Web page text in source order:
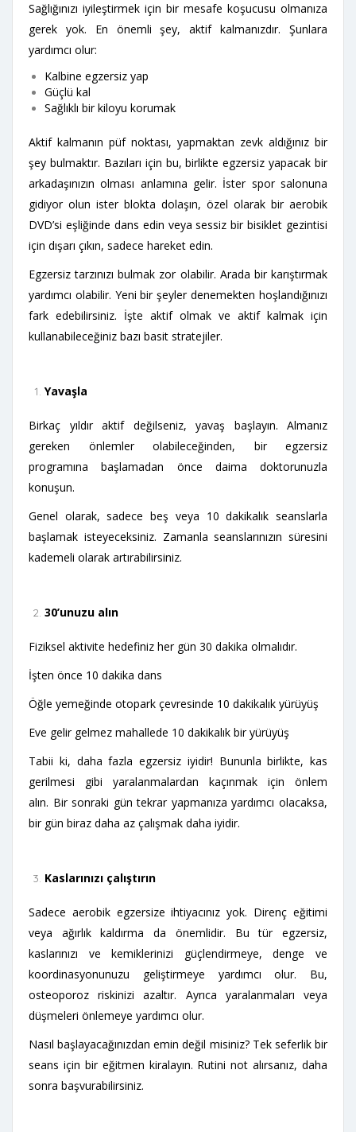
Sağlığınızı iyileştirmek için bir mesafe koşucusu olmanıza
gerek yok. En önemli şey, aktif kalmanızdır. Şunlara
yardımcı olur:
Kalbine egzersiz yap
Güçlü kal
Sağlıklı bir kiloyu korumak
Aktif kalmanın püf noktası, yapmaktan zevk aldığınız bir
şey bulmaktır. Bazıları için bu, birlikte egzersiz yapacak bir
arkadaşınızın olması anlamına gelir. İster spor salonuna
gidiyor olun ister blokta dolaşın, özel olarak bir aerobik
DVD’si eşliğinde dans edin veya sessiz bir bisiklet gezintisi
için dışarı çıkın, sadece hareket edin.
Egzersiz tarzınızı bulmak zor olabilir. Arada bir karıştırmak
yardımcı olabilir. Yeni bir şeyler denemekten hoşlandığınızı
fark edebilirsiniz. İşte aktif olmak ve aktif kalmak için
kullanabileceğiniz bazı basit stratejiler.
Yavaşla
Birkaç yıldır aktif değilseniz, yavaş başlayın. Almanız
gereken önlemler olabileceğinden, bir egzersiz
programına başlamadan önce daima doktorunuzla
konuşun.
Genel olarak, sadece beş veya 10 dakikalık seanslarla
başlamak isteyeceksiniz. Zamanla seanslarınızın süresini
kademeli olarak artırabilirsiniz.
30’unuzu alın
Fiziksel aktivite hedefiniz her gün 30 dakika olmalıdır.
İşten önce 10 dakika dans
Öğle yemeğinde otopark çevresinde 10 dakikalık yürüyüş
Eve gelir gelmez mahallede 10 dakikalık bir yürüyüş
Tabii ki, daha fazla egzersiz iyidir! Bununla birlikte, kas
gerilmesi gibi yaralanmalardan kaçınmak için önlem
alın. Bir sonraki gün tekrar yapmanıza yardımcı olacaksa,
bir gün biraz daha az çalışmak daha iyidir.
Kaslarınızı çalıştırın
Sadece aerobik egzersize ihtiyacınız yok. Direnç eğitimi
veya ağırlık kaldırma da önemlidir. Bu tür egzersiz,
kaslarınızı ve kemiklerinizi güçlendirmeye, denge ve
koordinasyonunuzu geliştirmeye yardımcı olur. Bu,
osteoporoz riskinizi azaltır. Ayrıca yaralanmaları veya
düşmeleri önlemeye yardımcı olur.
Nasıl başlayacağınızdan emin değil misiniz? Tek seferlik bir
seans için bir eğitmen kiralayın. Rutini not alırsanız, daha
sonra başvurabilirsiniz.